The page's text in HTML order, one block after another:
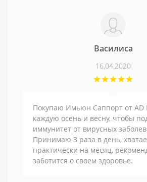
Василиса
16.04.2020
Покупаю Имьюн Саппорт от AD
каждую осень и весну, чтобы
иммунитет от вирусных
Принимаю 3 раза в день,
практически на месяц,
заботится о своем здоровье.